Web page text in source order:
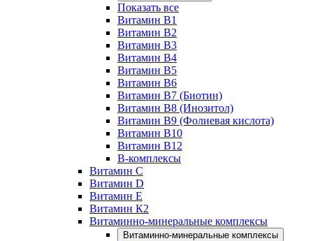
Показать все
Витамин B1
Витамин B2
Витамин B3
Витамин B4
Витамин B5
Витамин B6
Витамин B7 (Биотин)
Витамин B8 (Инозитол)
Витамин B9 (Фолиевая кислота)
Витамин B10
Витамин B12
B-комплексы
Витамин C
Витамин D
Витамин E
Витамин К2
Витаминно-минеральные комплексы
Витаминно-минеральные комплексы